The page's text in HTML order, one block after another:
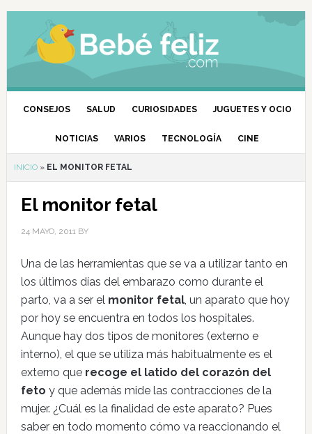
CONSEJOS SALUD CURIOSIDADES JUGUETES Y OCIO
NOTICIAS VARIOS TECNOLOGÍA CINE
INICIO» EL MONITOR FETAL
El monitor fetal
24 MAYO, 2011BY
Una de las herramientas que se va a utilizar tanto en
los últimos días del embarazo como durante el
parto, va a ser el monitor fetal, un aparato que hoy
por hoy se encuentra en todos los hospitales.
Aunque hay dos tipos de monitores (externo e
interno), el que se utiliza más habitualmente es el
externo que recoge el latido del corazón del
feto y que además mide las contracciones de la
mujer. ¿Cuál es la finalidad de este aparato? Pues
saber en todo momento cómo va reaccionando el